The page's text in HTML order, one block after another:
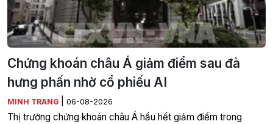
Chứng khoán châu Á giảm điểm sau đà
hưng phấn nhờ cổ phiếu AI
MINH TRANG 06-08-2026
Thị trường chứng khoán châu Á hầu hết giảm điểm trong